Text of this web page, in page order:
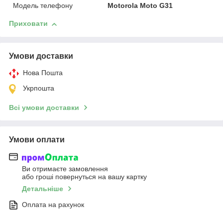
Модель телефону
Motorola Moto G31
Приховати
Умови доставки
Нова Пошта
Укрпошта
Всі умови доставки
Умови оплати
Ви отримаєте замовлення
або гроші повернуться на вашу картку
Детальніше
Оплата на рахунок